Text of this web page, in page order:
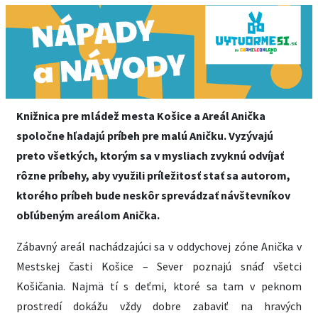
Knižnica pre mládež mesta Košice a Areál Anička
spoločne hľadajú príbeh pre malú Aničku. Vyzývajú
preto všetkých, ktorým sa v mysliach zvyknú odvíjať
rôzne príbehy, aby využili príležitosť stať sa autorom,
ktorého príbeh bude neskôr sprevádzať návštevníkov
obľúbeným areálom Anička.
Zábavný areál nachádzajúci sa v oddychovej zóne Anička v
Mestskej časti Košice – Sever poznajú snáď všetci
Košičania. Najmä tí s deťmi, ktoré sa tam v peknom
prostredí dokážu vždy dobre zabaviť na hravých